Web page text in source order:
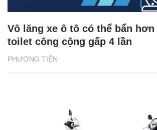
PHƯƠNG TIỆN
Vô lăng xe ô tô có thể bẩn hơn
toilet công cộng gấp 4 lần